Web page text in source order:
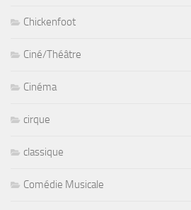
Chickenfoot
Ciné/Théâtre
Cinéma
cirque
classique
Comédie Musicale